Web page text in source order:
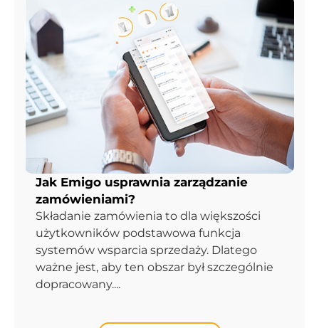
Jak Emigo usprawnia zarządzanie
zamówieniami?
Składanie zamówienia to dla większości
użytkowników podstawowa funkcja
systemów wsparcia sprzedaży. Dlatego
ważne jest, aby ten obszar był szczególnie
dopracowany....